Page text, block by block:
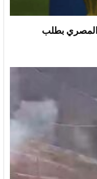
المصري بطلب